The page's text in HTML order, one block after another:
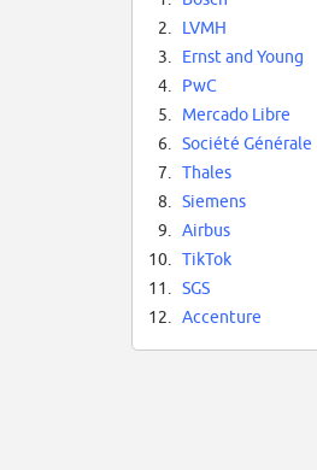
2.
LVMH
3.
Ernst and Young
4.
PwC
5.
Mercado Libre
6.
Société Générale
7.
Thales
8.
Siemens
9.
Airbus
10.
TikTok
11.
SGS
12.
Accenture